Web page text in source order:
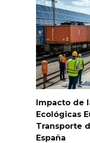
Impacto de
Ecológicas
Transporte
España